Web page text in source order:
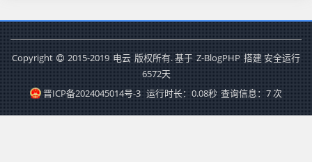
Copyright 2015-2019 电云 版权所有. 基于 Z-BlogPHP 搭建 安全运行
6572天
晋ICP备2024045014号-3 运行时长：0.08秒 查询信息：7 次